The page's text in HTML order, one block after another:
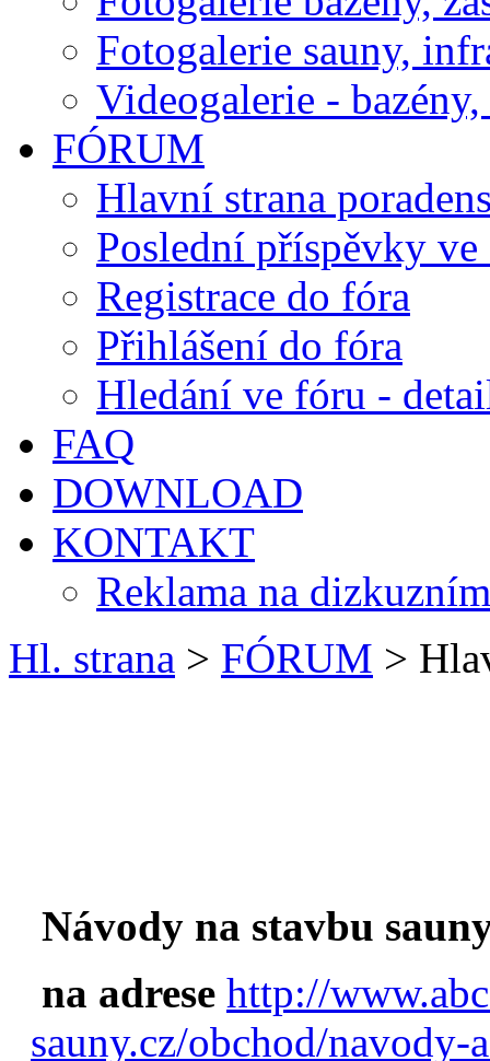
Fotogalerie sauny,
Videogalerie - bazény,
FÓRUM
Hlavní strana
Poslední příspěvky
Registrace do fóra
Přihlášení do fóra
Hledání ve fóru -
FAQ
DOWNLOAD
KONTAKT
Reklama na
Hl. strana > FÓRUM >
Návody na stavbu
na adrese http://
sauny.cz/obchod/